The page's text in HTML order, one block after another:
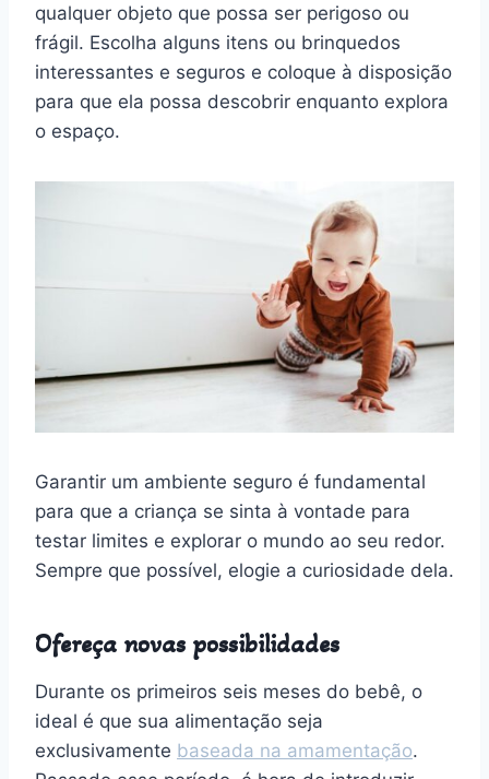
qualquer objeto que possa ser perigoso ou
frágil. Escolha alguns itens ou brinquedos
interessantes e seguros e coloque à disposição
para que ela possa descobrir enquanto explora
o espaço.
Garantir um ambiente seguro é fundamental
para que a criança se sinta à vontade para
testar limites e explorar o mundo ao seu redor.
Sempre que possível, elogie a curiosidade dela.
Ofereça novas possibilidades
Durante os primeiros seis meses do bebê, o
ideal é que sua alimentação seja
exclusivamente baseada na amamentação.